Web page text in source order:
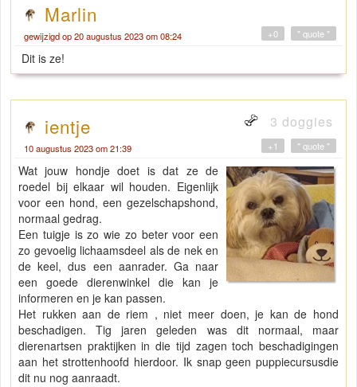
Marlin
gewijzigd op 20 augustus 2023 om 08:24 " quote "
+0
Dit is ze!
ientje 3 doggies
10 augustus 2023 om 21:39 " quote "
+1
Wat jouw hondje doet is dat ze de
roedel bij elkaar wil houden. Eigenlijk
voor een hond, een gezelschapshond,
normaal gedrag.
Een tuigje is zo wie zo beter voor een
zo gevoelig lichaamsdeel als de nek en
de keel, dus een aanrader. Ga naar
een goede dierenwinkel die kan je
informeren en je kan passen.
Het rukken aan de riem , niet meer doen, je kan de hond
beschadigen. Tig jaren geleden was dit normaal, maar
dierenartsen praktijken in die tijd zagen toch beschadigingen
aan het strottenhoofd hierdoor. Ik snap geen puppiecursusdie
dit nu nog aanraadt.